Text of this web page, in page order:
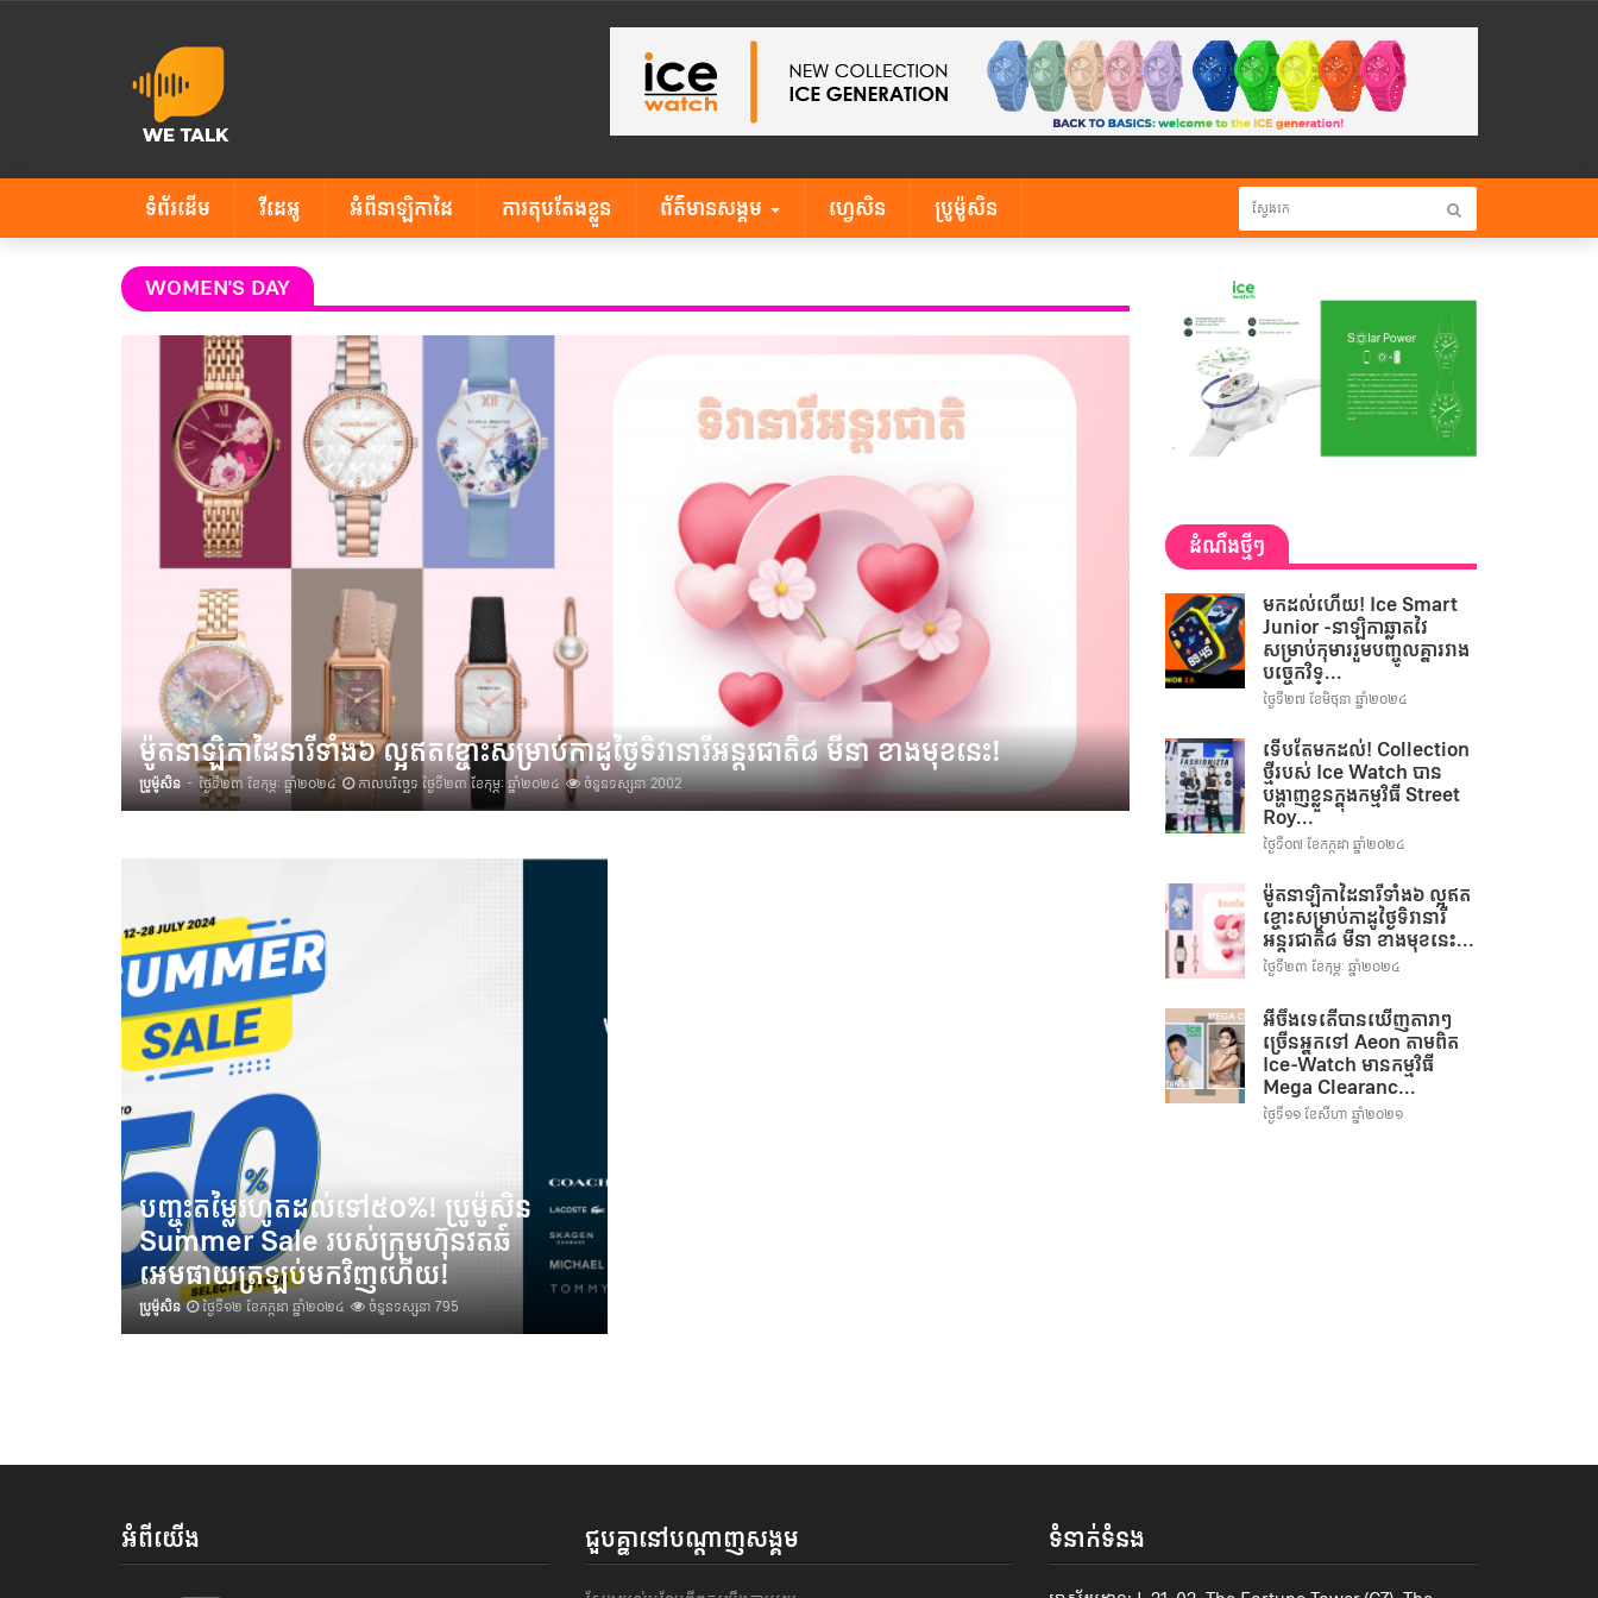
ទំព័រដើម វីដេអូ អំពីនាឡិកាដៃ ការតុបតែងខ្លួន ព័ត៌មានសង្គម ហ្វេសិន ប្រូម៉ូសិន
WOMEN'S DAY
ម៉ូតនាឡិកាដៃនារីទាំង៦ ល្អឥតខ្ចោះសម្រាប់កាដូថ្ងៃទិវានារីអន្តរជាតិ៨ មីនា ខាងមុខនេះ!
ប្រូម៉ូសិន - ថ្ងៃទី២៣ ខែកុម្ភៈ ឆ្នាំ២០២៤ កាលបរិច្ឆេទ ថ្ងៃទី២៣ ខែកុម្ភៈ ឆ្នាំ២០២៤ ចំនួនទស្សនា 2002
បញ្ចុះតម្លៃរហូតដល់ទៅ៥០%! ប្រូម៉ូសិន
Summer Sale របស់ក្រុមហ៊ុនវតឆ៍
អេមផាយត្រឡប់មកវិញហើយ!
ប្រូម៉ូសិន ថ្ងៃទី១២ ខែកក្កដា ឆ្នាំ២០២៤ ចំនួនទស្សនា 795
ដំណឹងថ្មីៗ
មកដល់ហើយ! Ice Smart
Junior -នាឡិកាឆ្លាតវៃ
សម្រាប់កុមាររួមបញ្ចូលគ្នារវាង
បច្ចេកវិទ្...
ថ្ងៃទី២៧ ខែមិថុនា ឆ្នាំ២០២៤
ទើបតែមកដល់! Collection
ថ្មីរបស់ Ice Watch បាន
បង្ហាញខ្លួនក្នុងកម្មវិធី Street
Roy...
ថ្ងៃទី០៧ ខែកក្កដា ឆ្នាំ២០២៤
ម៉ូតនាឡិកាដៃនារីទាំង៦ ល្អឥត
ខ្ចោះសម្រាប់កាដូថ្ងៃទិវានារី
អន្តរជាតិ៨ មីនា ខាងមុខនេះ...
ថ្ងៃទី២៣ ខែកុម្ភៈ ឆ្នាំ២០២៤
អីចឹងទេតើបានឃើញតារាៗ
ច្រើនអ្នកទៅ Aeon តាមពិត
Ice-Watch មានកម្មវិធី
Mega Clearanc...
ថ្ងៃទី១១ ខែសីហា ឆ្នាំ២០២១
អំពីយើង ជួបគ្នានៅបណ្តាញសង្គម ទំនាក់ទំនង